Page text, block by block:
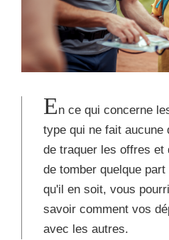
En ce qui concerne
type qui ne fait aucune
de traquer les offres et
de tomber quelque
qu'il en soit, vous
savoir comment vos
avec les autres.